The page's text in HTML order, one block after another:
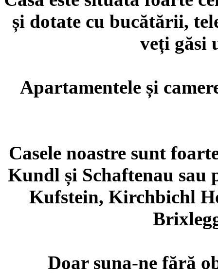
și dotate cu bucătării,
veți găsi
Apartamentele și
Casele noastre sunt
Kundl și Schaftenau sau
Kufstein, Kirchbichl
Doar suna-ne fără